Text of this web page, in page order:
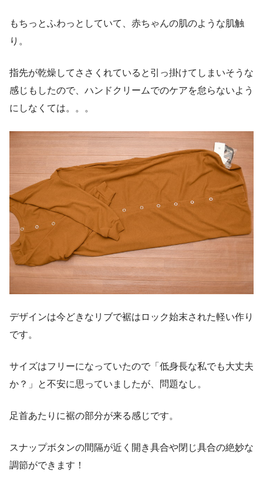
もちっとふわっとしていて、赤ちゃんの肌のような肌触
り。
指先が乾燥してささくれていると引っ掛けてしまいそうな
感じもしたので、ハンドクリームでのケアを怠らないよう
にしなくては。。
。
デザインは今どきなリブで裾はロック始末された軽い作り
です。
サイズはフリーになっていたので「低身長な私でも大丈夫
か？」と不安に思っていましたが、問題なし。
足首あたりに裾の部分が来る感じです。
スナップボタンの間隔が近く開き具合や閉じ具合の絶妙な
調節ができます！